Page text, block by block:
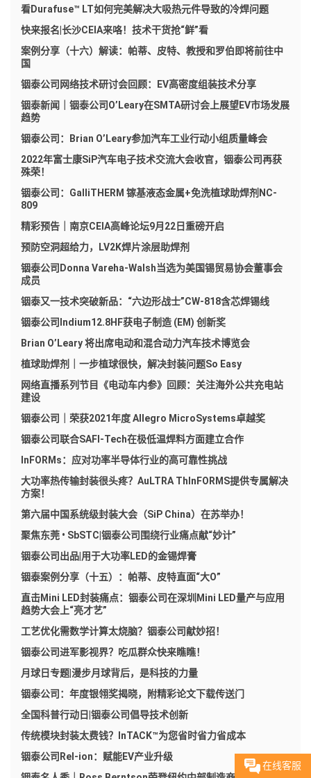
在线客服
看Durafuse™ LT如何完美解决大吸热元件导致的冷焊问题
快来报名|长沙CEIA来咯！技术干货抢“鲜”看
案例分享（十六）解读：帕蒂、皮特、教授和罗伯即将前往中
国
铟泰公司网络技术研讨会回顾：EV高密度组装技术分享
铟泰新闻｜铟泰公司O’Leary在SMTA研讨会上展望EV市场发展
趋势
铟泰公司：Brian O’Leary参加汽车工业行动小组质量峰会
2022年富士康SiP汽车电子技术交流大会收官，铟泰公司再获
殊荣！
铟泰公司：GalliTHERM 镓基液态金属+免洗植球助焊剂NC-
809
精彩预告｜南京CEIA高峰论坛9月22日重磅开启
预防空洞超给力，LV2K焊片涂层助焊剂
铟泰公司Donna Vareha-Walsh当选为美国锡贸易协会董事会
成员
铟泰又一技术突破新品：“六边形战士”CW-818含芯焊锡线
铟泰公司Indium12.8HF获电子制造 (EM) 创新奖
Brian O’Leary 将出席电动和混合动力汽车技术博览会
植球助焊剂｜一步植球很快，解决封装问题So Easy
网络直播系列节目《电动车内参》回顾：关注海外公共充电站
建设
铟泰公司｜荣获2021年度 Allegro MicroSystems卓越奖
铟泰公司联合SAFI-Tech在极低温焊料方面建立合作
InFORMs：应对功率半导体行业的高可靠性挑战
大功率热传输封装很头疼？AuLTRA ThInFORMS提供专属解决
方案！
第六届中国系统级封装大会（SiP China）在苏举办！
聚焦东莞 • SbSTC|铟泰公司围绕行业痛点献“妙计”
铟泰公司出品|用于大功率LED的金锡焊膏
铟泰案例分享（十五）：帕蒂、皮特直面“大O”
直击Mini LED封装痛点：铟泰公司在深圳Mini LED量产与应用
趋势大会上“亮才艺”
工艺优化需数学计算太烧脑？铟泰公司献妙招！
铟泰公司进军影视界？吃瓜群众快来瞧瞧！
月球日专题|漫步月球背后，是科技的力量
铟泰公司：年度银翎奖揭晓，附精彩论文下载传送门
全国科普行动日|铟泰公司倡导技术创新
传统模块封装太费钱？InTACK™为您省时省力省成本
铟泰公司Rel-ion：赋能EV产业升级